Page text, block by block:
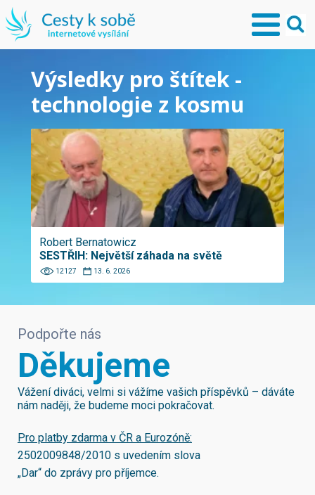
Výsledky pro štítek -
technologie z kosmu
Robert Bernatowicz
SESTŘIH: Největší záhada na světě
12127 13. 6. 2026
Podpořte nás
Děkujeme
Vážení diváci, velmi si vážíme vašich příspěvků – dáváte
nám naději, že budeme moci pokračovat.
Pro platby zdarma v ČR a Eurozóně:
2502009848/2010 s uvedením slova
„Dar“ do zprávy pro příjemce.